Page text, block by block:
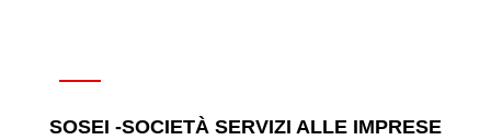
SOSEI -SOCIETÀ SERVIZI ALLE IMPRESE